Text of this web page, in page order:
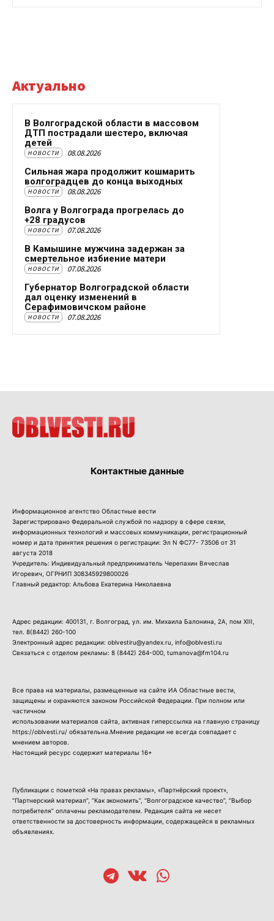
Актуально
В Волгоградской области в массовом
ДТП пострадали шестеро, включая
детей
НОВОСТИ 08.08.2026
Сильная жара продолжит кошмарить
волгоградцев до конца выходных
НОВОСТИ 08.08.2026
Волга у Волгограда прогрелась до
+28 градусов
НОВОСТИ 07.08.2026
В Камышине мужчина задержан за
смертельное избиение матери
НОВОСТИ 07.08.2026
Губернатор Волгоградской области
дал оценку изменений в
Серафимовичском районе
НОВОСТИ 07.08.2026
Контактные данные
Информационное агентство Областные вести
Зарегистрировано Федеральной службой по надзору в сфере связи,
информационных технологий и массовых коммуникации, регистрационный
номер и дата принятия решения о регистрации: Эл N ФС77- 73506 от 31
августа 2018
Учредитель: Индивидуальный предприниматель Черепахин Вячеслав
Игоревич, ОГРНИП 308345929800026
Главный редактор: Альбова Екатерина Николаевна
Адрес редакции: 400131, г. Волгоград, ул. им. Михаила Балонина, 2А, пом XIII,
тел. 8(8442) 260-100
Электронный адрес редакции: oblvestiru@yandex.ru, info@oblvesti.ru
Связаться с отделом рекламы: 8 (8442) 264-000 , tumanova@fm104.ru
Все права на материалы, размещенные на сайте ИА Областные вести,
защищены и охраняются законом Российской Федерации. При полном или
частичном
использовании материалов сайта, активная гиперссылка на главную страницу
https://oblvesti.ru/ обязательна.Мнение редакции не всегда совпадает с
мнением авторов.
Настоящий ресурс содержит материалы 16+
Публикации с пометкой «На правах рекламы», «Партнёрский проект»,
“Партнерский материал”, “Как экономить”, “Волгоградское качество”, “Выбор
потребителя” оплачены рекламодателем. Редакция сайта не несет
ответственности за достоверность информации, содержащейся в рекламных
объявлениях.